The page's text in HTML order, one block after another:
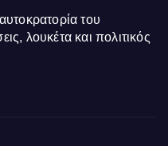
του
λουκέτα και πολιτικός